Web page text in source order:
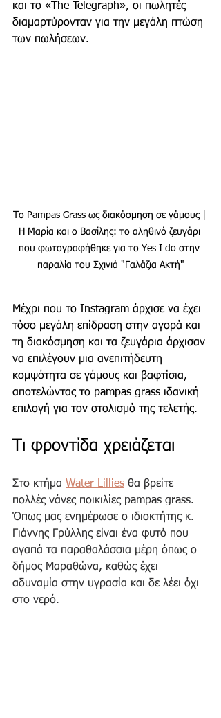
και το «The Telegraph», οι πωλητές
διαμαρτύρονταν για την μεγάλη πτώση
των πωλήσεων.
Το Pampas Grass ως διακόσμηση σε γάμους |
Η Μαρία και ο Βασίλης: το αληθινό ζευγάρι
που φωτογραφήθηκε για το Yes I do στην
παραλία του Σχινιά "Γαλάζια Ακτή"
Μέχρι που το Instagram άρχισε να έχει
τόσο μεγάλη επίδραση στην αγορά και
τη διακόσμηση και τα ζευγάρια άρχισαν
να επιλέγουν μια ανεπιτήδευτη
κομψότητα σε γάμους και βαφτίσια,
αποτελώντας το pampas grass ιδανική
επιλογή για τον στολισμό της τελετής.
Τι φροντίδα χρειάζεται
Στο κτήμα Water Lillies θα βρείτε
πολλές νάνες ποικιλίες pampas grass.
Όπως μας ενημέρωσε ο ιδιοκτήτης κ.
Γιάννης Γρύλλης είναι ένα φυτό που
αγαπά τα παραθαλάσσια μέρη όπως ο
δήμος Μαραθώνα, καθώς έχει
αδυναμία στην υγρασία και δε λέει όχι
στο νερό.